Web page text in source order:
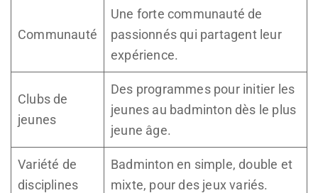
Communauté
Une forte communauté de
passionnés qui partagent leur
expérience.
Clubs de
jeunes
Des programmes pour initier les
jeunes au badminton dès le plus
jeune âge.
Variété de
disciplines
Badminton en simple, double et
mixte, pour des jeux variés.